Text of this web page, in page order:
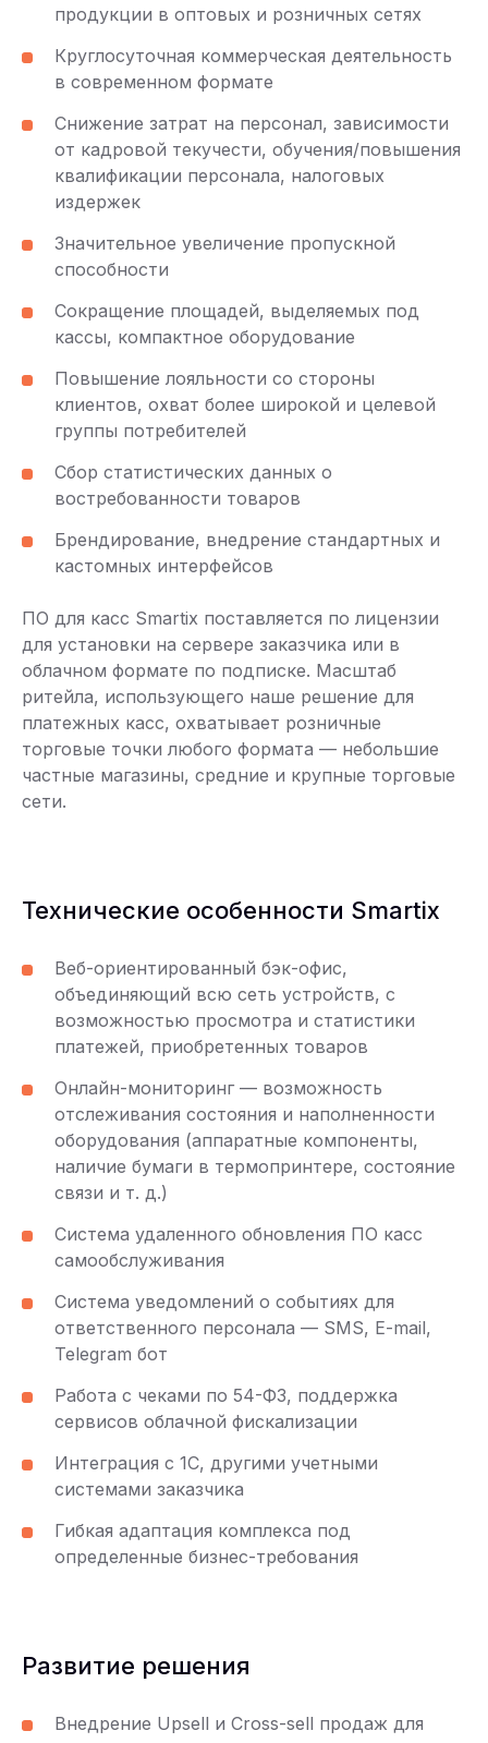
продукции в оптовых и розничных сетях
Круглосуточная коммерческая деятельность
в современном формате
Снижение затрат на персонал, зависимости
от кадровой текучести, обучения/повышения
квалификации персонала, налоговых
издержек
Значительное увеличение пропускной
способности
Сокращение площадей, выделяемых под
кассы, компактное оборудование
Повышение лояльности со стороны
клиентов, охват более широкой и целевой
группы потребителей
Сбор статистических данных о
востребованности товаров
Брендирование, внедрение стандартных и
кастомных интерфейсов
ПО для касс Smartix поставляется по лицензии
для установки на сервере заказчика или в
облачном формате по подписке. Масштаб
ритейла, использующего наше решение для
платежных касс, охватывает розничные
торговые точки любого формата — небольшие
частные магазины, средние и крупные торговые
сети.
Технические особенности Smartix
Веб-ориентированный бэк-офис,
объединяющий всю сеть устройств, с
возможностью просмотра и статистики
платежей, приобретенных товаров
Онлайн-мониторинг — возможность
отслеживания состояния и наполненности
оборудования (аппаратные компоненты,
наличие бумаги в термопринтере, состояние
связи и т. д.)
Система удаленного обновления ПО касс
самообслуживания
Система уведомлений о событиях для
ответственного персонала — SMS, E-mail,
Telegram бот
Работа с чеками по 54-ФЗ, поддержка
сервисов облачной фискализации
Интеграция с 1С, другими учетными
системами заказчика
Гибкая адаптация комплекса под
определенные бизнес-требования
Развитие решения
Внедрение Upsell и Cross-sell продаж для